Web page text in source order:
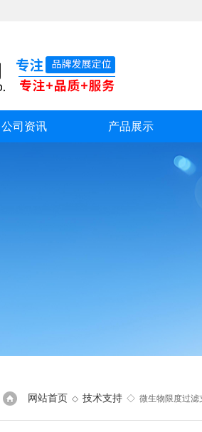
公司资讯 产品展示
网站首页 ◇ 技术支持 ◇ 微生物限度过滤